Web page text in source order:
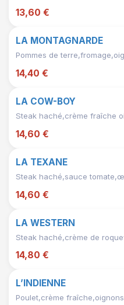
13,60 €
LA MONTAGNARDE
Pommes de
14,40 €
LA COW-BOY
Steak haché,crème fraîche
14,60 €
LA TEXANE
Steak haché,sauce
14,60 €
LA WESTERN
Steak haché,crème de
14,80 €
L’INDIENNE
Poulet,crème